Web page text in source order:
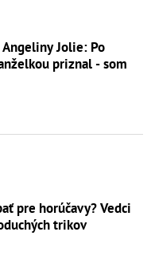
Jolie: Po
priznal - som
pre horúčavy? Vedci
trikov